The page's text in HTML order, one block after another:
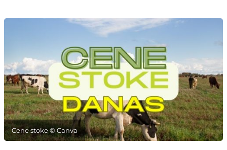
Cene stoke © Canva